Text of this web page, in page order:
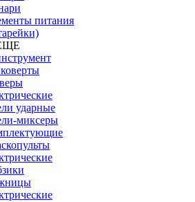
питания
ударные
миксеры